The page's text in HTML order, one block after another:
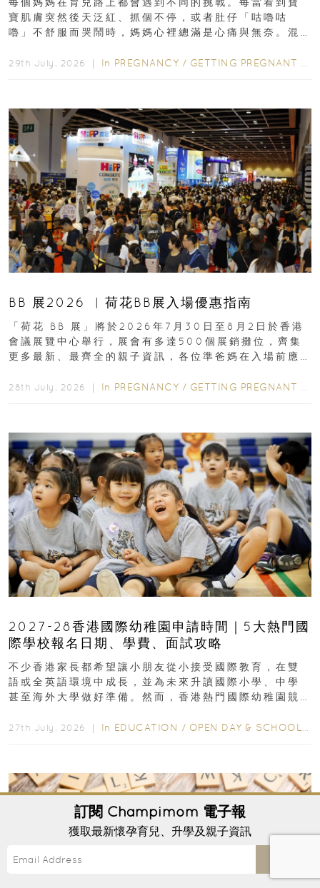
寶肌膚突然後天泛紅、抓個不停，或者肚仔「咕嚕咕
嚕」不舒服而哭鬧時，媽媽心裡總滿是心痛與無奈。混
29th July, 2026 ｜ In PREGNANCY / GETTING PREGNANT
BB 展2026 ︳荷花BB展入場優惠指南
「荷花 BB 展」將於2026年7月30日至8月2日於香港
會議展覽中心舉行，展會有多達500個展銷攤位，齊集
更多最新、最齊全的親子資訊，各位準爸媽在入場前應
28th July, 2026 ｜ In PREGNANCY / GETTING PREGNANT
2027-28香港國際幼稚園申請時間｜5大熱門國
際學校報名日期、學費、面試攻略
不少香港家長都希望讓小朋友從小接受國際教育，在雙
語或全英語環境中成長，並為未來升讀國際小學、中學
甚至海外大學做好準備。然而，香港熱門國際幼稚園競
27th July, 2026 ｜ In EDUCATION / OPEN DAY & SCHOOL EVENTS
訂閱 Champimom 電子報
獲取最新懷孕育兒、升學及親子資訊